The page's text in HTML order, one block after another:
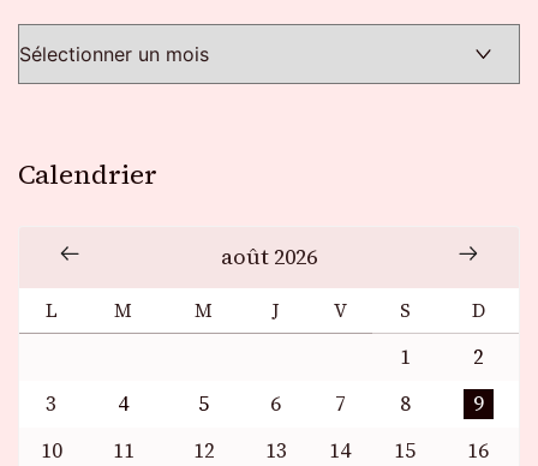
Calendrier
août 2026
L M M J V S D
1
2
3
4 5 6 7 8
9
10
11 12 13 14 15
16